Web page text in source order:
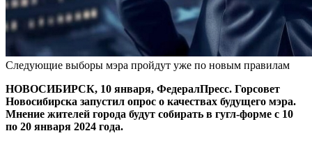
Следующие выборы мэра пройдут уже по новым правилам
НОВОСИБИРСК, 10 января, ФедералПресс. Горсовет
Новосибирска запустил опрос о качествах будущего мэра.
Мнение жителей города будут собирать в гугл-форме с 10
по 20 января 2024 года.